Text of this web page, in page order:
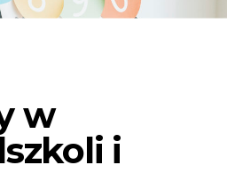
w
i